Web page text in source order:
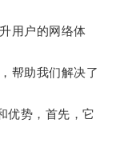
用户的网络体
帮助我们解决了
势，首先，它